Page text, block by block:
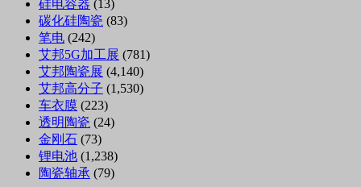
硅电容器 (13)
碳化硅陶瓷 (83)
笔电 (242)
艾邦5G加工展 (781)
艾邦陶瓷展 (4,140)
艾邦高分子 (1,530)
车衣膜 (223)
透明陶瓷 (24)
金刚石 (73)
锂电池 (1,238)
陶瓷轴承 (79)